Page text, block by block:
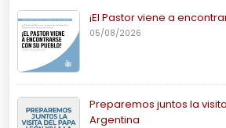
¡El Pastor viene a
05/08/2026
Preparemos juntos la
Argentina